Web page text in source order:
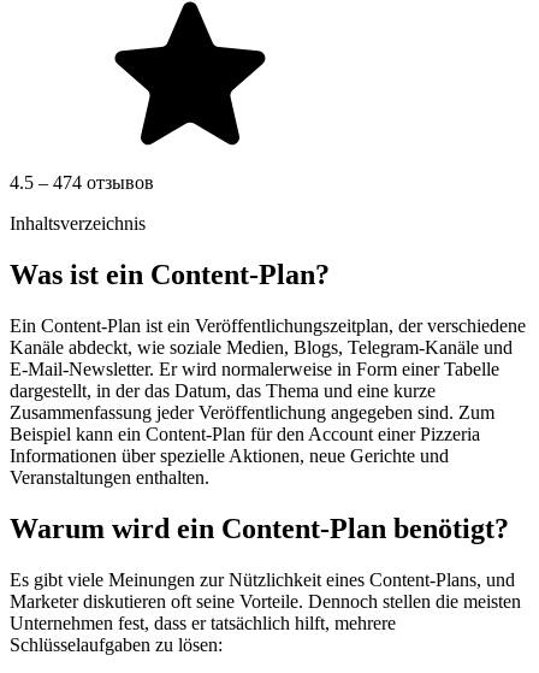
4.5 – 474 отзывов
Inhaltsverzeichnis
Was ist ein Content-Plan?
Ein Content-Plan ist ein Veröffentlichungszeitplan, der verschiedene
Kanäle abdeckt, wie soziale Medien, Blogs, Telegram-Kanäle und
E-Mail-Newsletter. Er wird normalerweise in Form einer Tabelle
dargestellt, in der das Datum, das Thema und eine kurze
Zusammenfassung jeder Veröffentlichung angegeben sind. Zum
Beispiel kann ein Content-Plan für den Account einer Pizzeria
Informationen über spezielle Aktionen, neue Gerichte und
Veranstaltungen enthalten.
Warum wird ein Content-Plan benötigt?
Es gibt viele Meinungen zur Nützlichkeit eines Content-Plans, und
Marketer diskutieren oft seine Vorteile. Dennoch stellen die meisten
Unternehmen fest, dass er tatsächlich hilft, mehrere
Schlüsselaufgaben zu lösen: